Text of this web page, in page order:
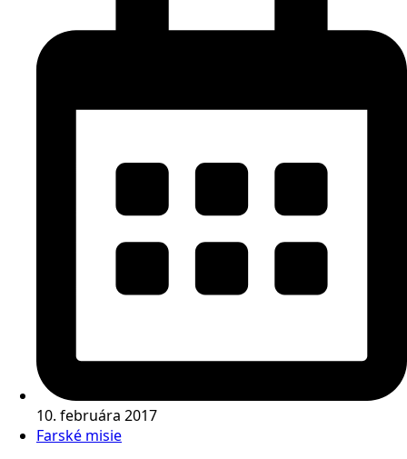
10. februára 2017
Farské misie